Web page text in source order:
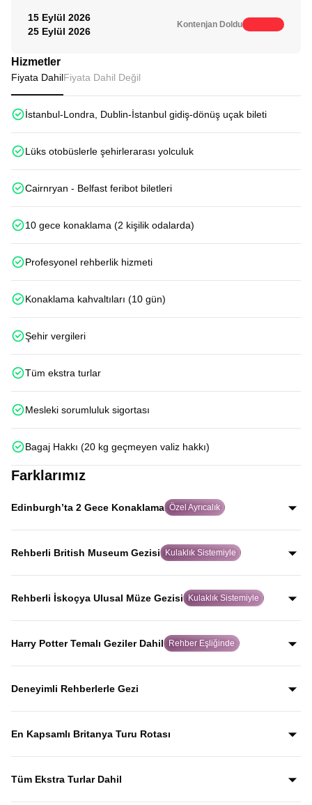
15 Eylül 2026
25 Eylül 2026
Kontenjan Doldu
Hizmetler
Fiyata DahilFiyata Dahil Değil
İstanbul-Londra, Dublin-İstanbul gidiş-dönüş uçak bileti
Lüks otobüslerle şehirlerarası yolculuk
Cairnryan - Belfast feribot biletleri
10 gece konaklama (2 kişilik odalarda)
Profesyonel rehberlik hizmeti
Konaklama kahvaltıları (10 gün)
Şehir vergileri
Tüm ekstra turlar
Mesleki sorumluluk sigortası
Bagaj Hakkı (20 kg geçmeyen valiz hakkı)
Farklarımız
Edinburgh’ta 2 Gece Konaklama Özel Ayrıcalık
Birçok turda hızlıca geçilen Edinburgh’ta iki gece
konaklayarak şehri aceleye getirmeden, İskoç ruhunu
gerçekten hissederek keşfedersiniz.
Rehberli British Museum Gezisi Kulaklık Sistemiyle
Alanında uzman rehber eşliğinde ve kulaklık sistemiyle
yapılan bu özel gezide, birçok turda yer almayan British
Museum’u eserlerin hikayelerini dinleyerek gezersiniz.
Rehberli İskoçya Ulusal Müze Gezisi Kulaklık Sistemiyle
Uzman rehber anlatımı ve kulaklık sistemiyle, dünyaca
ünlü kopya koyun Dolly dahil olmak üzere İskoçya’nın
bilim ve tarih mirasını net şekilde keşfedersiniz.
Harry Potter Temalı Geziler Dahil Rehber Eşliğinde
Harry Potter’a ilham veren Elephant House Cafe,
Greyfriars Kirkyard ve Oxford Üniversitesi binalarını
Deneyimli Rehberlerle Gezi
Yıllardır bu tur rotasını birebir uygulayan ve deneyimleyen
rehberler eşliğinde gezerek; şehirleri sadece görmekle
En Kapsamlı Britanya Turu Rotası
İngiltere, İskoçya, Galler ve Kuzey İrlanda’yı tek turda
kapsayan bu özenle planlanmış rota, “orayı da görebilir
Tüm Ekstra Turlar Dahil
Yola çıktığınızda sürpriz ödemelerle karşılaşmazsınız.